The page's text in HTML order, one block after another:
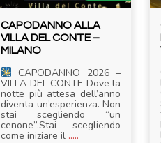
CAPODANNO ALLA
VILLA DEL CONTE –
MILANO
CAPODANNO 2026 –
VILLA DEL CONTE Dove la
notte più attesa dell’anno
diventa un’esperienza. Non
stai scegliendo “un
cenone”.Stai scegliendo
come iniziare il .....